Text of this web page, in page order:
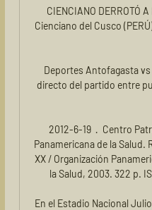
CIENCIANO DERROTÓ
Cienciano del Cusco
Deportes Antofagasta vs
directo del partido entre
2012-6-19 · Centro
Panamericana de la Salud.
XX / Organización
la Salud, 2003. 322 p.
En el Estadio Nacional